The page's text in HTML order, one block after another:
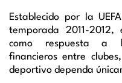
Establecido por la
temporada 2011-
como respuesta a
financieros entre
deportivo dependa